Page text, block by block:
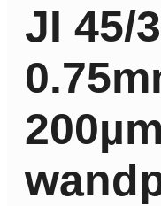
JI 45/
200µm